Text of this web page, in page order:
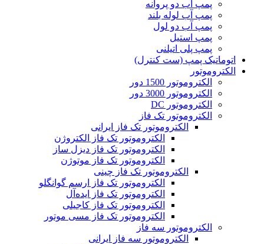
پمپ آب دو پروانه
پمپ آب لوله بلند
پمپ آب دو لول
پمپ استیل
پمپ پلی اتیلنی
اتوماتیک پمپ (ست کنترل)
الکتروموتور
الکتروموتور 1500 دور
الکتروموتور 3000 دور
الکتروموتور DC
الکتروموتور تک فاز
الکتروموتور تک فاز ایرانی
الکتروموتور تک فاز الکتروژن
الکتروموتور تک فاز دیزل ساز
الکتروموتور تک فاز موتوژن
الکتروموتور تک فاز چینی
الکتروموتور تک فاز ارسم گوانگلو
الکتروموتور تک فاز ایده‌آل
الکتروموتور تک فاز کاجیلی
الکتروموتور تک فاز مسی موتور
الکتروموتور سه فاز
الکتروموتور سه فاز ایرانی